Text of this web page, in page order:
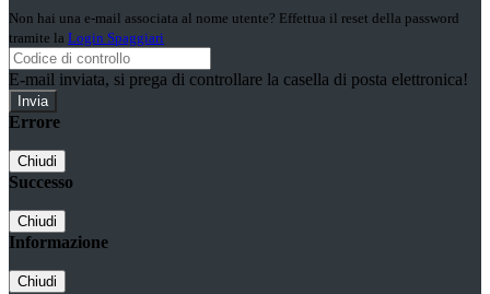
Non hai una e-mail associata al nome utente? Effettua il reset della password
tramite la Login Spaggiari
E-mail inviata, si prega di controllare la casella di posta elettronica!
Errore
Chiudi
Successo
Chiudi
Informazione
Chiudi